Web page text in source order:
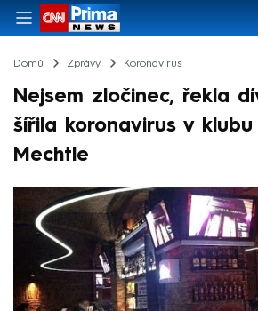
Domů Zprávy Koronavirus
Nejsem zločinec, řekla
šířila koronavirus v klubu
Mechtle